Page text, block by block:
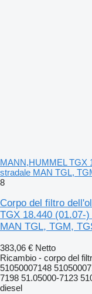
MANN,HUMMEL TGX
stradale MAN TGL,
8
Corpo del filtro
TGX 18.440 (01.07-
MAN TGL, TGM,
383,06 € Netto
Ricambio - corpo del
51050007148
7198 51.05000-7123
diesel